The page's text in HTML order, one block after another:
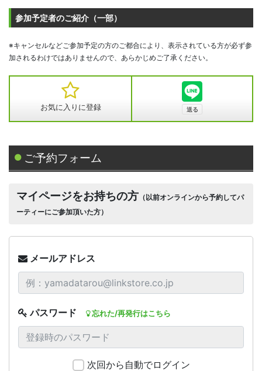
参加予定者のご紹介（一部）
※キャンセルなどご参加予定の方のご都合により、表示されている方が必ず参
加されるわけではありませんので、あらかじめご了承ください。
お気に入りに登録
ご予約フォーム
マイページをお持ちの方 （以前オンラインから予約してパ
ーティーにご参加頂いた方）
メールアドレス
パスワード 忘れた/再発行はこちら
次回から自動でログイン